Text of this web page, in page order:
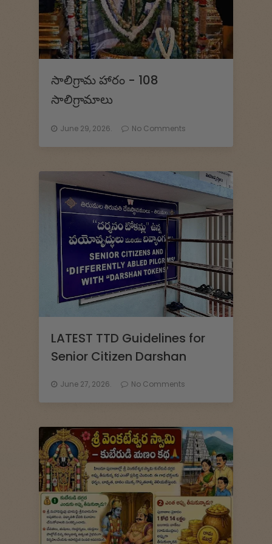
a
ॐ
సాలిగ్రామ హారం - 108
సాలిగ్రామాలు
June 29, 2026. No Comments
LATEST TTD Guidelines for
Senior Citizen Darshan
June 27, 2026. No Comments